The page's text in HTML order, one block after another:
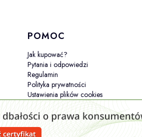
POMOC
Jak kupować?
Pytania i odpowiedzi
Regulamin
Polityka prywatności
Ustawienia plików cookies